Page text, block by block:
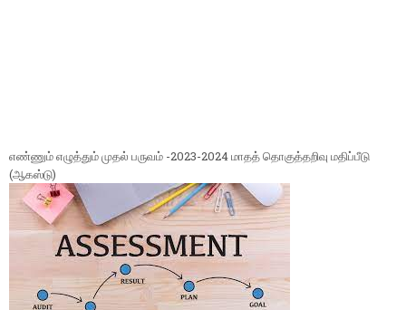
எண்ணும் எழுத்தும் முதல் பருவம் -2023-2024 மாதத் தொகுத்தறிவு மதிப்பீடு
(ஆகஸ்டு)